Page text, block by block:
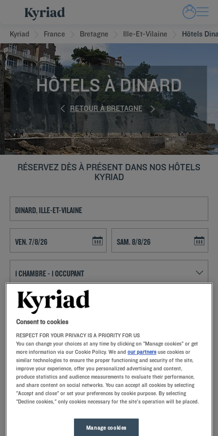
Kyriad France Bretagne Ille-Et-Vilaine Hôtels
HÔTELS À DINARD
RETOUR À BRETAGNE
RÉSERVEZ DÈS À PRÉSENT DANS NOS HÔTELS
KYRIAD
RECHERCHER
Située en Ille-et-Vilaine, à l'extrémité est de la Bretagne, la ville de
Dinard est riche d’un patrimoine balnéaire remarquable. Lors d’une
sortie improvisée, on pourra remarquer la maison du Prince Noir qui
est inscrite aux Monuments historiques ou apercevoir au loin le fort
de l’île Harbour. Voyager en Bretagne c’est profiter du bord de mer
pour y découvrir une des nombreuses plages idylliques qui bordent la
Manche. La plage de l’Écluse, la plage du Prieuré ou bien encore la
Malo, chargé d’histoire et comptant de nombreuses spécialités
Lire la suite
Consent to cookies
RESPECT FOR YOUR PRIVACY IS A PRIORITY FOR US
You can change your choices at any time by clicking on "Manage cookies" or get
more information via our Cookie Policy. We andour partners use cookies or
similar technologies to ensure the proper functioning and security of the site,
improve your experience, offer you personalized advertising and content,
produce statistics and audience measurements to evaluate their performance,
and share content on social networks. You can accept all cookies by selecting
"Accept and close" or set your preferences by cookie purpose. By selecting
"Decline cookies," only cookies necessary for the site's operation will be placed.
Manage cookies